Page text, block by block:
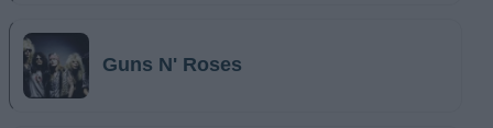
Guns N' Roses